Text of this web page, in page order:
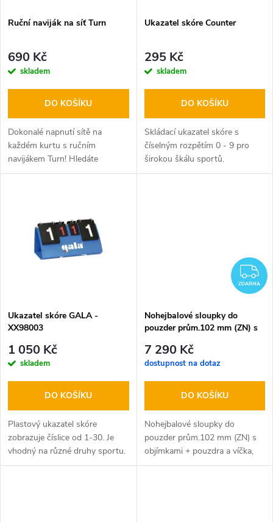
p
r
o
d
u
s
p
r
d
u
Ruční naviják na síť Turn
690 Kč
skladem
DO KOŠÍKU
Dokonalé napnutí sítě na
každém kurtu s ručním
navijákem Turn! Hledáte
spolehlivý a odolný nástroj pro
Ukazatel skóre Counter
295 Kč
skladem
DO KOŠÍKU
Skládací ukazatel skóre s
číselným rozpětím 0 - 9 pro
širokou škálu sportů.
Ukazatel skóre GALA -
XX98003
1 050 Kč
skladem
DO KOŠÍKU
Plastový ukazatel skóre
zobrazuje číslice od 1-30. Je
vhodný na různé druhy sportu.
ZDARMA
Nohejbalové sloupky do
pouzder prům.102 mm (ZN) s
CERTIFIKÁT
7 290 Kč
dostupnost na dotaz
DO KOŠÍKU
Nohejbalové sloupky do
pouzder prům.102 mm (ZN) s
objímkami + pouzdra a víčka,
CERTIFIKÁT Sloupky pr.